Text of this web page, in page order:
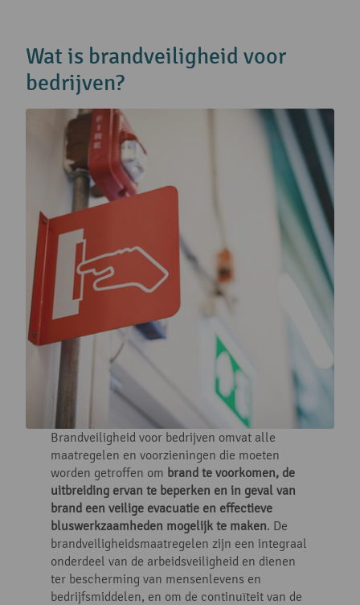
Wat is brandveiligheid voor
bedrijven?
Brandveiligheid voor bedrijven omvat alle
maatregelen en voorzieningen die moeten
worden getroffen om brand te voorkomen, de
uitbreiding ervan te beperken en in geval van
brand een veilige evacuatie en effectieve
bluswerkzaamheden mogelijk te maken. De
brandveiligheidsmaatregelen zijn een integraal
onderdeel van de arbeidsveiligheid en dienen
ter bescherming van mensenlevens en
bedrijfsmiddelen, en om de continuïteit van de